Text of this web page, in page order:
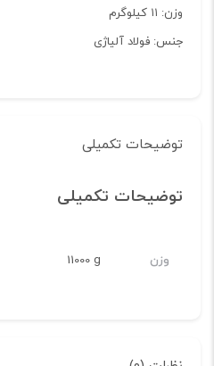
وزن: ۱۱ کیلوگرم
جنس: فولاد آلیاژی
توضیحات تکمیلی
توضیحات تکمیلی
وزن 11000 g